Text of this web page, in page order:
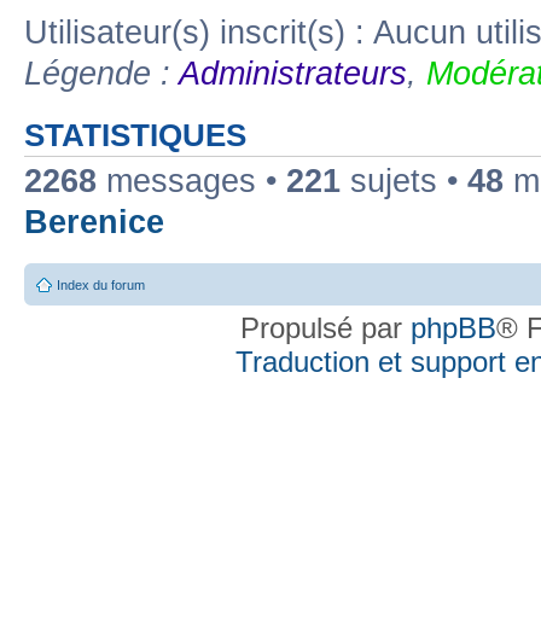
Utilisateur(s) inscrit(s) : Aucun
Légende :Administrateurs,
STATISTIQUES
2268 messages • 221 sujets • 48
Berenice
Index du forum
Propulsé par phpBB®
Traduction et support